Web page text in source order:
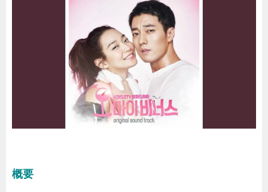
概要